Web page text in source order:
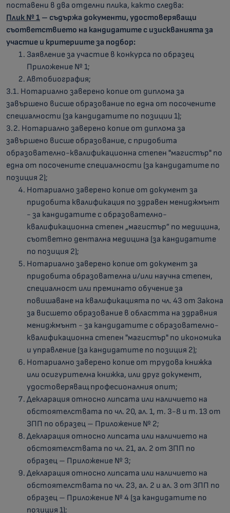
поставени в два отделни плика, както следва:
Плик № 1 – съдържа документи, удостоверяващи
съответствието на кандидатите с изискванията за
участие и критериите за подбор:
Заявление за участие в конкурса по образец
Приложение № 1;
Автобиография;
3.1. Нотариално заверено копие от диплома за
завършено висше образование по една от посочените
специалности (за кандидатите по позиции 1);
3.2. Нотариално заверено копие от диплома за
завършено висше образование, с придобита
образователно-квалификационна степен "магистър" по
една от посочените специалности (за кандидатите по
позиция 2);
Нотариално заверено копие от документ за
придобита квалификация по здравен мениджмънт
- за кандидатите с образователно-
квалификационна степен „магистър” по медицина,
съответно дентална медицина (за кандидатите
по позиция 2);
Нотариално заверено копие от документ за
придобита образователна и/или научна степен,
специалност или преминато обучение за
повишаване на квалификацията по чл. 43 от Закона
за висшето образование в областта на здравния
мениджмънт - за кандидатите с образователно-
квалификационна степен "магистър" по икономика
и управление (за кандидатите по позиция 2);
Нотариално заверено копие от трудова книжка
или осигурителна книжка, или друг документ,
удостоверяващ професионалния опит;
Декларация относно липсата или наличието на
обстоятелствата по чл. 20, ал. 1, т. 3-8 и т. 13 от
ЗПП по образец – Приложение № 2;
Декларация относно липсата или наличието на
обстоятелствата по чл. 21, ал. 2 от ЗПП по
образец – Приложение № 3;
Декларация относно липсата или наличието на
обстоятелствата по чл. 23, ал. 2 и ал. 3 от ЗПП по
образец – Приложение № 4 (за кандидатите по
позиция 1);